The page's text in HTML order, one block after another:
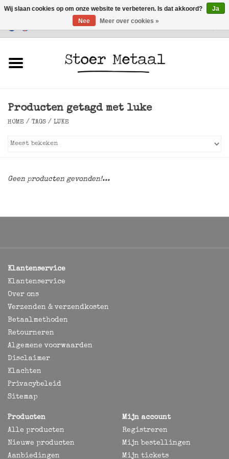
Klantenservice
Verlichting
Producten getagd met luke
HOME / TAGS / LUKE
Geen producten gevonden!...
Klantenservice
Klantenservice
Over ons
Verzenden & verzendkosten
Betaalmethoden
Retourneren
Algemene voorwaarden
Disclaimer
Klachten
Privacybeleid
Sitemap
Producten
Alle producten
Nieuwe producten
Aanbiedingen
Mijn account
Registreren
Mijn bestellingen
Mijn tickets
Wij slaan cookies op om onze website te verbeteren. Is dat akkoord?
Ja
Nee
Meer over cookies »